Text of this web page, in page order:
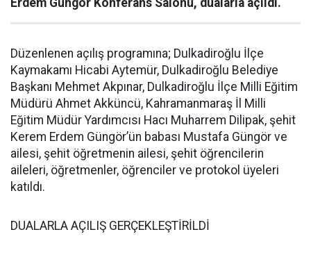
Erdem Güngör Konferans Salonu, dualarla açıldı.
Düzenlenen açılış programına; Dulkadiroğlu İlçe
Kaymakamı Hicabi Aytemür, Dulkadiroğlu Belediye
Başkanı Mehmet Akpınar, Dulkadiroğlu İlçe Milli Eğitim
Müdürü Ahmet Akküncü, Kahramanmaraş İl Milli
Eğitim Müdür Yardımcısı Hacı Muharrem Dilipak, şehit
Kerem Erdem Güngör’ün babası Mustafa Güngör ve
ailesi, şehit öğretmenin ailesi, şehit öğrencilerin
aileleri, öğretmenler, öğrenciler ve protokol üyeleri
katıldı.
DUALARLA AÇILIŞ GERÇEKLEŞTİRİLDİ